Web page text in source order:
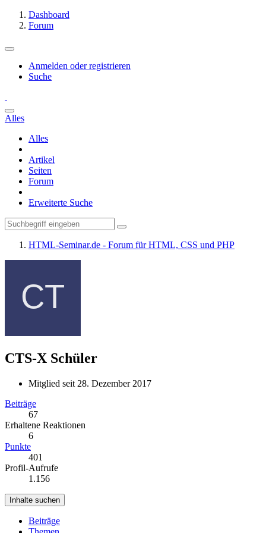
Dashboard
Forum
Anmelden oder registrieren
Suche
Alles
Alles
Artikel
Seiten
Forum
Erweiterte Suche
HTML-Seminar.de - Forum für HTML, CSS und PHP
CTS-X Schüler
Mitglied seit 28. Dezember 2017
Beiträge
67
Erhaltene Reaktionen
6
Punkte
401
Profil-Aufrufe
1.156
Inhalte suchen
Beiträge